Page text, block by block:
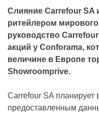
Слияние Carrefour SA
ритейлером
руководство
акций у Conforama,
величине в Европе
Showroomprive.
Carrefour SA планирует
предоставленным